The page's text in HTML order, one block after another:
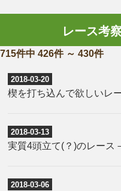
レース考
715件中 426件 ～ 430件
2018-03-20
楔を打ち込んで欲しいレ
2018-03-13
実質4頭立て(？)のレース
2018-03-06